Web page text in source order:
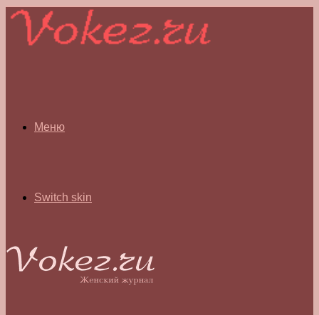
Меню
Switch skin